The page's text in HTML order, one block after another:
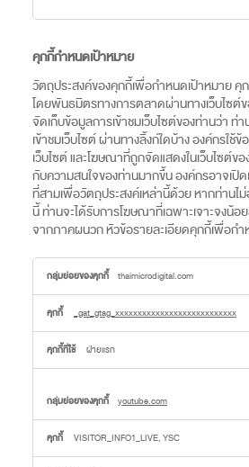
คุกกี้กำหนดเป้าหมาย
วัตถุประสงค์ของคุกกี้เพื่อกำหนดเป้าหมาย
โดยพันธมิตรทางการตลาดผ่านทางเว็บไซต์
จัดเก็บข้อมูลการเข้าชมเว็บไซต์ของท่านว่า ท่า
เข้าชมเว็บไซต์ ผ่านทางลิ้งก์ใดบ้าง องค์กรใช้
เว็บไซต์ และโฆษณาที่ถูกจัดแสดงในเว็บไซต์ข
กับความสนใจของท่านมากขึ้น องค์กรอาจเปิ
ที่สามเพื่อวัตถุประสงค์เหล่านี้ด้วย หากท่านไ
นี้ ท่านจะได้รับการโฆษณาที่เฉพาะเจาะจงน้อ
จากภาคผนวก หัวข้อรายละเอียดคุกกี้เพื่อกำ
กำหนด
เป้า
หมาย
thaimicrodigital.com
_gat_gtag_xxxxxxxxxxxxxxxxxxxxxxxxxxx
ฝ่ายแรก
youtube.com
VISITOR_INFO1_LIVE, YSC